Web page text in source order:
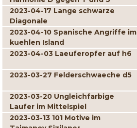
2023-04-17 Lange schwarze
Diagonale
2023-04-10 Spanische Angriffe im
kuehlen Island
2023-04-03 Laeuferopfer auf h6
2023-03-27 Felderschwaeche d5
2023-03-20 Ungleichfarbige
Laufer im Mittelspiel
2023-03-13 101 Motive im